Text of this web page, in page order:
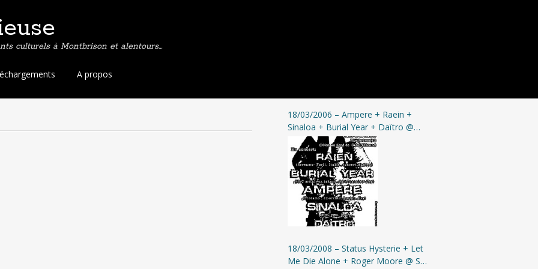
culturels à Montbrison et alentours…
A propos
18/03/2006 – Ampere + Raein +
Sinaloa + Burial Year + Daïtro @
Montbrison
18/03/2008 – Status Hysterie + Let
Me Die Alone + Roger Moore @ St-